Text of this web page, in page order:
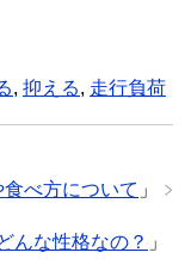
, 抑える, 走行負荷
べ方について 」
んな性格なの？ 」